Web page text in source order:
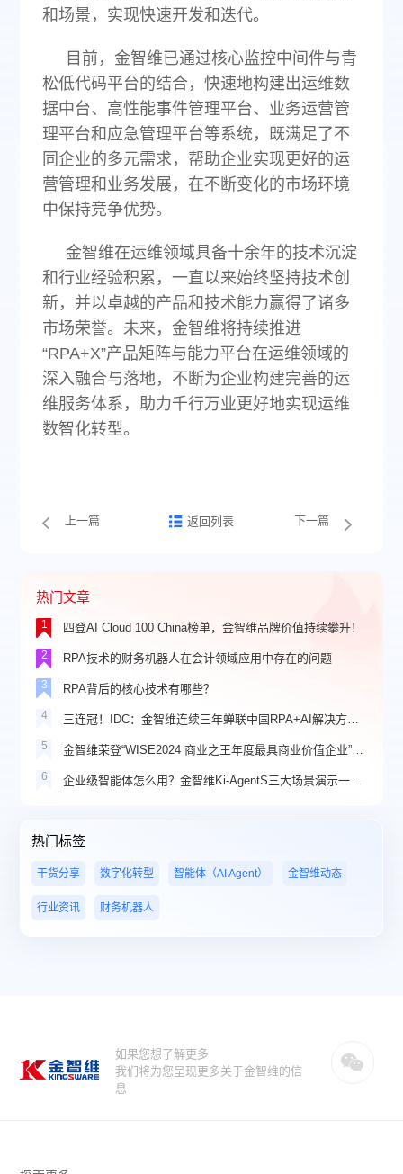
和场景，实现快速开发和迭代。
目前，金智维已通过核心监控中间件与青
松低代码平台的结合，快速地构建出运维数
据中台、高性能事件管理平台、业务运营管
理平台和应急管理平台等系统，既满足了不
同企业的多元需求，帮助企业实现更好的运
营管理和业务发展，在不断变化的市场环境
中保持竞争优势。
金智维在运维领域具备十余年的技术沉淀
和行业经验积累，一直以来始终坚持技术创
新，并以卓越的产品和技术能力赢得了诸多
市场荣誉。未来，金智维将持续推进
“RPA+X”产品矩阵与能力平台在运维领域的
深入融合与落地，不断为企业构建完善的运
维服务体系，助力千行万业更好地实现运维
数智化转型。
上一篇 返回列表 下一篇
热门文章
1 四登AI Cloud 100 China榜单，金智维品牌价值持续攀升！
2 RPA技术的财务机器人在会计领域应用中存在的问题
3 RPA背后的核心技术有哪些？
4
5
6
热门标签
干货分享 数字化转型 智能体（AI Agent） 金智维动态
行业资讯 财务机器人
如果您想了解更多
我们将为您呈现更多关于金智维的信
息